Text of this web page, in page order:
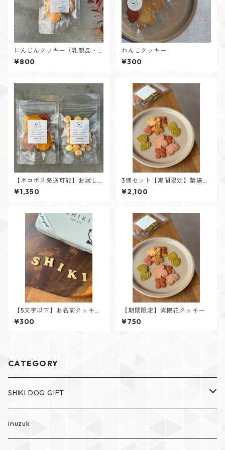
にんじんクッキー（乳製品・
卵不使用）
¥800
わんこクッキー
¥300
【ネコポス発送可能】お試し
クッキーセット
¥1,350
3個セット【期間限定】紫陽花
クッキー
¥2,100
【5文字以下】お名前クッキー
アルファベット
¥300
【期間限定】紫陽花クッキー
¥750
CATEGORY
SHIKI DOG GIFT
SHIKI The dog cakery
inuzuk